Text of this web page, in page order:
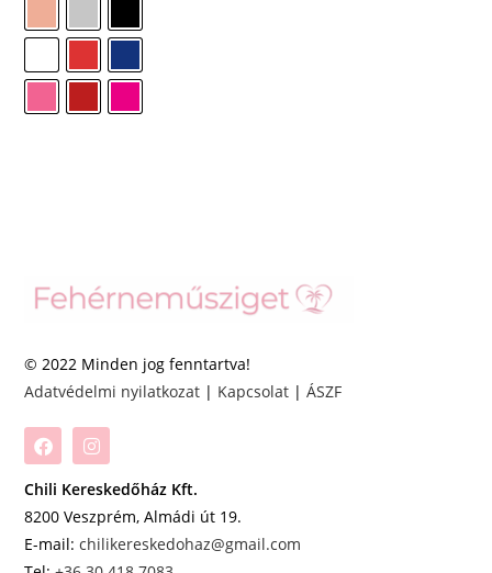
© 2022 Minden jog fenntartva!
Adatvédelmi nyilatkozat | Kapcsolat |ÁSZF
Chili Kereskedőház Kft.
8200 Veszprém, Almádi út 19.
E-mail:chilikereskedohaz@gmail.com